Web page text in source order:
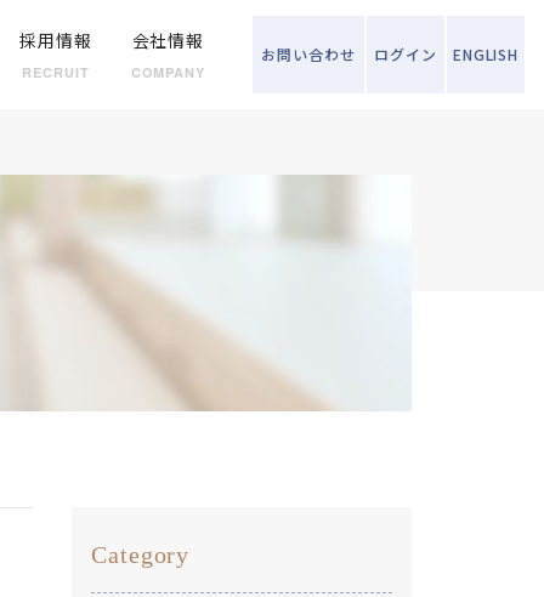
ログイン
お問い合わせ ENGLISH
採用情報
RECRUIT
会社情報
COMPANY
Category